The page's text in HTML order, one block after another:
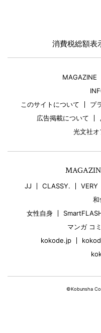
消費税総額表
MAGAZINE
このサイトについて
プ
広告掲載について
光文社オ
JJ CLASSY. VERY
和
女性自身
マンガ コ
kokode.jp
©Kobunsha